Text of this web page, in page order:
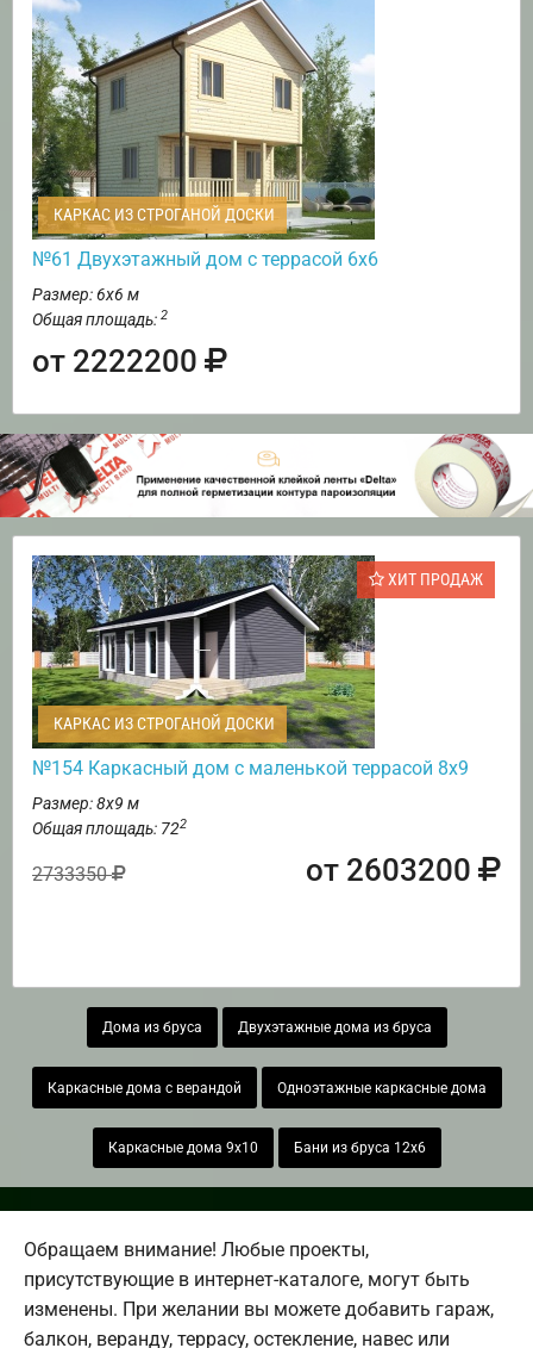
КАРКАС ИЗ СТРОГАНОЙ ДОСКИ
№61 Двухэтажный дом с террасой 6х6
Размер: 6х6 м
Общая площадь: 2
от 2222200
ХИТ ПРОДАЖ
КАРКАС ИЗ СТРОГАНОЙ ДОСКИ
№154 Каркасный дом с маленькой террасой 8х9
Размер: 8х9 м
Общая площадь: 722
2733350 от 2603200
Дома из бруса Двухэтажные дома из бруса
Каркасные дома с верандой Одноэтажные каркасные дома
Каркасные дома 9х10 Бани из бруса 12х6
Обращаем внимание! Любые проекты,
присутствующие в интернет-каталоге, могут быть
изменены. При желании вы можете добавить гараж,
балкон, веранду, террасу, остекление, навес или